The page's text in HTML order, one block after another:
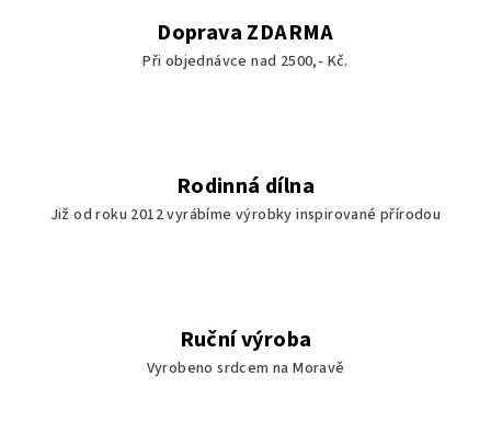
Doprava ZDARMA
Při objednávce nad 2500,- Kč.
Rodinná dílna
Již od roku 2012 vyrábíme výrobky inspirované přírodou
Ruční výroba
Vyrobeno srdcem na Moravě